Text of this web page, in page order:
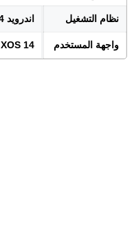
نظام التشغيل اندرويد 14
واجهة المستخدم XOS 14